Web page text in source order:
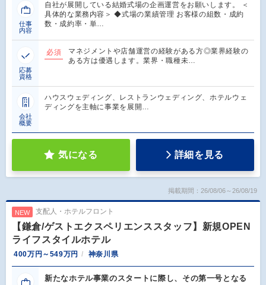
仕事
内容
自社が展開している結婚式場の企画運営をお願いします。 ＜
具体的な業務内容＞ ◆式場の業績管理 お客様の組数・成約
数・成約率・単…
応募
資格
必須
マネジメントや店舗運営の経験がある方◎業界経験の
ある方は優遇します。業界・職種未…
会社
概要
ハウスウェディング、レストランウェディング、ホテルウェ
ディングを主軸に事業を展開…
気になる 詳細を見る
掲載期間：26/08/06～26/08/19
NEW 支配人・ホテルフロント
【鎌倉/ゲストエクスペリエンススタッフ】新規OPEN
ライフスタイルホテル
400万円～549万円 神奈川県
新たなホテル事業のスタートに際し、その第一号となる